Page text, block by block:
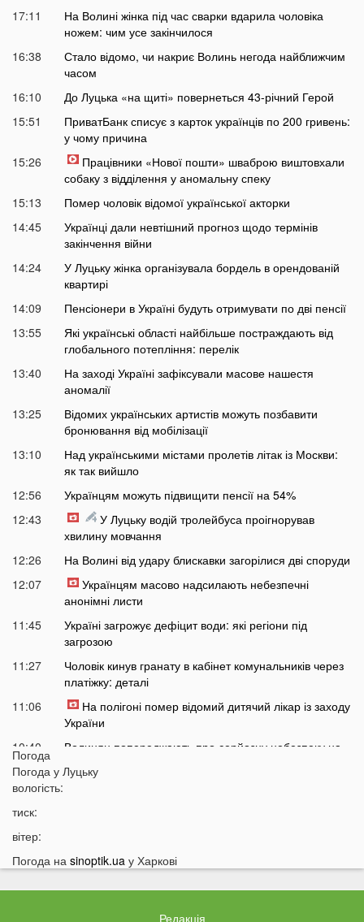
17:11
На Волині жінка під час сварки вдарила чоловіка
ножем: чим усе закінчилося
16:38
Стало відомо, чи накриє Волинь негода найближчим
часом
16:10
До Луцька «на щиті» повернеться 43-річний Герой
15:51
ПриватБанк списує з карток українців по 200 гривень:
у чому причина
15:26
Працівники «Нової пошти» шваброю виштовхали
собаку з відділення у аномальну спеку
15:13
Помер чоловік відомої української акторки
14:45
Українці дали невтішний прогноз щодо термінів
закінчення війни
14:24
У Луцьку жінка організувала бордель в орендованій
квартирі
14:09
Пенсіонери в Україні будуть отримувати по дві пенсії
13:55
Які українські області найбільше постраждають від
глобального потепління: перелік
13:40
На заході Україні зафіксували масове нашестя
аномалії
13:25
Відомих українських артистів можуть позбавити
бронювання від мобілізації
13:10
Над українськими містами пролетів літак із Москви:
як так вийшло
12:56
Українцям можуть підвищити пенсії на 54%
12:43
У Луцьку водій тролейбуса проігнорував
хвилину мовчання
12:26
На Волині від удару блискавки загорілися дві споруди
12:07
Українцям масово надсилають небезпечні
анонімні листи
11:45
Україні загрожує дефіцит води: які регіони під
загрозою
11:27
Чоловік кинув гранату в кабінет комунальників через
платіжку: деталі
11:06
На полігоні помер відомий дитячий лікар із заходу
України
10:40
Волинян попереджають про серйозну небезпеку на
10:15
На Луцьк насувається гроза
Погода
Погода у Луцьку
вологість:
тиск:
вітер:
Погода на sinoptik.ua у Харкові
Редакція